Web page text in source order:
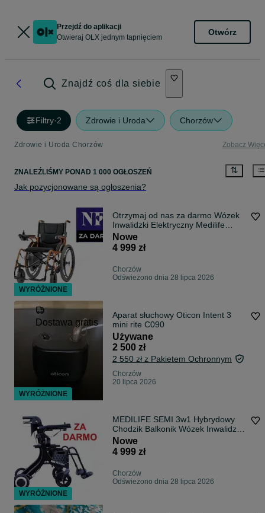
Przejdź do aplikacji
Otwieraj OLX jednym tapnięciem
Otwórz
Znajdź coś dla siebie
Filtry·2 Zdrowie i Uroda Chorzów
Zdrowie i Uroda Chorzów Zobacz
ZNALEŹLIŚMY PONAD 1 000 OGŁOSZEŃ
Jak pozycjonowane są ogłoszenia?
Otrzymaj od nas za darmo Wózek
Inwalidzki Elektryczny Medilife
FLEX - refundacja, wsparcie,
doradztwo MOBMED
Nowe
4 999 zł
Chorzów
Odświeżono dnia 28 lipca 2026
Dostawa gratis
Aparat słuchowy Oticon Intent 3
mini rite C090
Używane
2 500 zł
2 550 zł z Pakietem Ochronnym
Chorzów
20 lipca 2026
MEDILIFE SEMI 3w1 Hybrydowy
Chodzik Balkonik Wózek Inwalidzki
Elektryczny dla seniora.
Refundowany 100% z Mobimed
Nowe
4 999 zł
Chorzów
Odświeżono dnia 28 lipca 2026
WYRÓŻNIONE
WYRÓŻNIONE
WYRÓŻNIONE